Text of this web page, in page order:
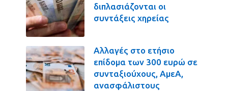
διπλασιάζονται οι
συντάξεις χηρείας
Αλλαγές στο ετήσιο
επίδομα των 300 ευρώ σε
συνταξιούχους, ΑμεΑ,
ανασφάλιστους